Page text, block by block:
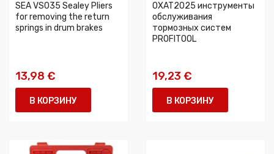
SEA VS035 Sealey Pliers
for removing the return
springs in drum brakes
13,98 €
В КОРЗИНУ
0XAT2025 инструменты
обслуживания
тормозных систем
PROFITOOL
19,23 €
В КОРЗИНУ